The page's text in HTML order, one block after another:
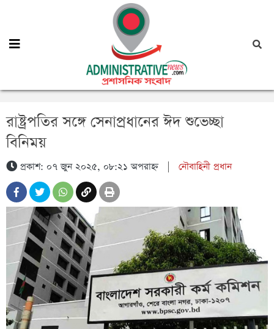
রাষ্ট্রপতির সঙ্গে সেনাপ্রধানের ঈদ শুভেচ্ছা
বিনিময়
প্রকাশ: ০৭ জুন ২০২৫, ০৮:২১ অপরাহ্ন| নৌবাহিনী প্রধান